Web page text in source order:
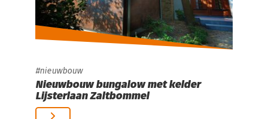
nieuwbouw
Nieuwbouw bungalow met kelder
Lijsterlaan Zaltbommel